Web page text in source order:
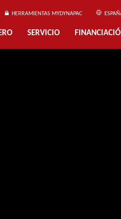
HERRAMIENTAS MYDYNAPAC
SERVICIO